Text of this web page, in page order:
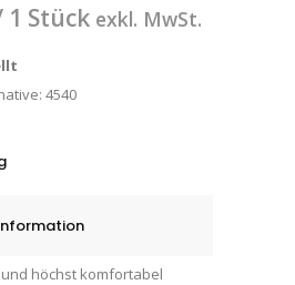
1 Stück exkl. MwSt.
4540
und höchst komfortabel